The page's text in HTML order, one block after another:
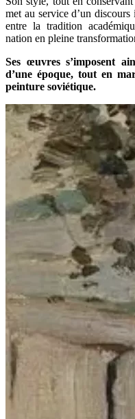
met au service d’un
entre la tradition
nation en pleine
Ses œuvres s’imposent
d’une époque, tout en
peinture soviétique.